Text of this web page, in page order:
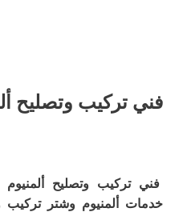
فني تركيب وتصليح
فني تركيب وتصليح
خدمات ألمنيوم وشتر تركيب